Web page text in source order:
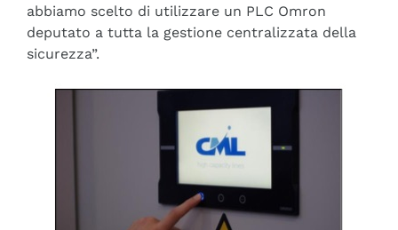
abbiamo scelto di utilizzare un PLC Omron
deputato a tutta la gestione centralizzata della
sicurezza”.